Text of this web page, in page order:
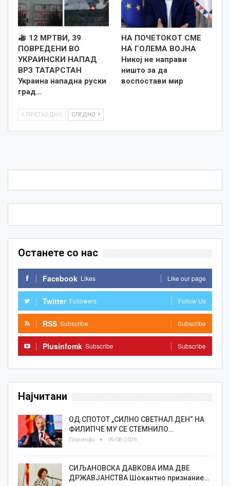
12 МРТВИ, 39
ПОВРЕДЕНИ ВО
УКРАИНСКИ НАПАД
ВРЗ ТАТАРСТАН
Украина нападна руски
град…
НА ПОЧЕТОКОТ СМЕ
НА ГОЛЕМА ВОЈНА
Никој не направи
ништо за да
воспостави мир
ПРЕТХОДНО СЛЕДНО
Останете со нас
Facebook Likes Like our page
Twitter Followers Follow Us
RSS Subscribe Subscribe
Plusinfomk Subscribe Subscribe
Најчитани
ОД СПОТОТ „СИЛНО СВЕТНАЛ ДЕН“ НА
ФИЛИПЧЕ МУ СЕ СТЕМНИЛО…
Плусинфо 09/08/2026
СИЉАНОВСКА ДАВКОВА ИМА ДВЕ
ДРЖАВЈАНСТВА Шокантно признание…